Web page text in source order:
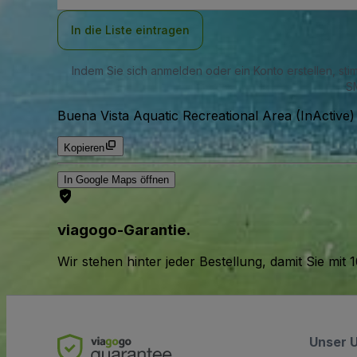
In die Liste eintragen
Indem Sie sich anmelden oder ein Konto erstellen,
Buena Vista Aquatic Recreational Area (InActive)
Kopieren
In Google Maps öffnen
viagogo-Garantie.
Wir stehen hinter jeder Bestellung, damit Sie
Unser